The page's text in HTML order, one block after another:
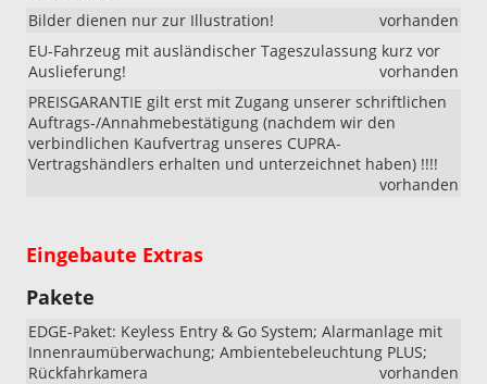
Bilder dienen nur zur Illustration!
vorhanden
EU-Fahrzeug mit ausländischer Tageszulassung kurz vor
Auslieferung!
vorhanden
PREISGARANTIE gilt erst mit Zugang unserer schriftlichen
Auftrags-/Annahmebestätigung (nachdem wir den
verbindlichen Kaufvertrag unseres CUPRA-
Vertragshändlers erhalten und unterzeichnet haben) !!!!
vorhanden
Eingebaute Extras
Pakete
EDGE-Paket: Keyless Entry & Go System; Alarmanlage mit
Innenraumüberwachung; Ambientebeleuchtung PLUS;
Rückfahrkamera
vorhanden